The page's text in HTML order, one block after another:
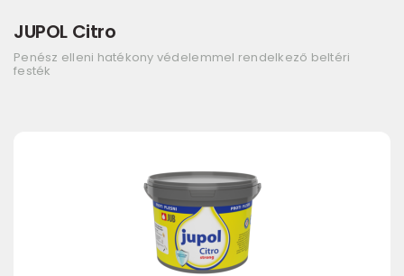
JUPOL Citro
Penész elleni hatékony védelemmel rendelkező beltéri
festék